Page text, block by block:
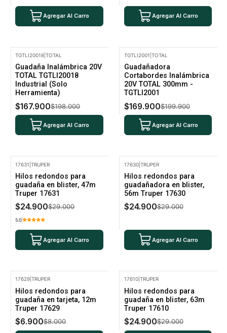
Agregar Al Carro Agregar Al Carro
TGTLI20018 |TOTAL
Guadaña Inalámbrica 20V
TOTAL TGTLI20018
Industrial (Solo
Herramienta)
$167.900$198.000
Agregar Al Carro
TGTLI2001 TOTAL
Guadañadora
Cortabordes Inalámbrica
20V TOTAL 300mm -
TGTLI2001
$169.900$199.900
Agregar Al Carro
17631 |TRUPER
Hilos redondos para
guadaña en blister, 47m
Truper 17631
$24.900$29.000
5.0
Agregar Al Carro
17630| TRUPER
Hilos redondos para
guadañadora en blister,
56m Truper 17630
$24.900$29.000
Agregar Al Carro
17629 |TRUPER
Hilos redondos para
guadaña en tarjeta, 12m
Truper 17629
$6.900$8.000
17610| TRUPER
Hilos redondos para
guadaña en blister, 63m
Truper 17610
$24.900$29.000